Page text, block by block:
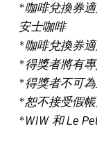
*咖啡兌換券
安士咖啡
*咖啡兌換券
*得獎者將有
*得獎者不可
*恕不接受假
*WIW 和 Le